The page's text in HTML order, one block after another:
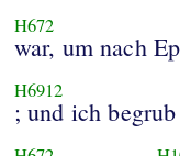
H672
war, um nach
H6912
; und ich begrub